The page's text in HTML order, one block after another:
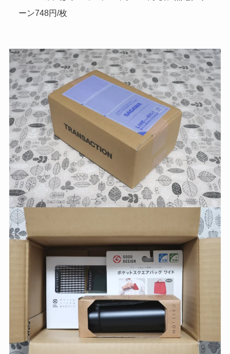
ーン748円/枚